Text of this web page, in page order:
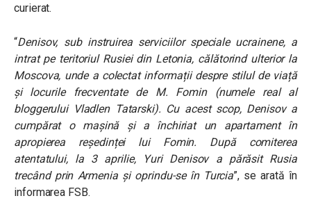
curierat.
“Denisov, sub instruirea serviciilor speciale ucrainene, a
intrat pe teritoriul Rusiei din Letonia, călătorind ulterior la
Moscova, unde a colectat informații despre stilul de viață
și locurile frecventate de M. Fomin (numele real al
bloggerului Vladlen Tatarski). Cu acest scop, Denisov a
cumpărat o mașină și a închiriat un apartament în
apropierea reședinței lui Fomin. După comiterea
atentatului, la 3 aprilie, Yuri Denisov a părăsit Rusia
trecând prin Armenia și oprindu-se în Turcia”, se arată în
informarea FSB.